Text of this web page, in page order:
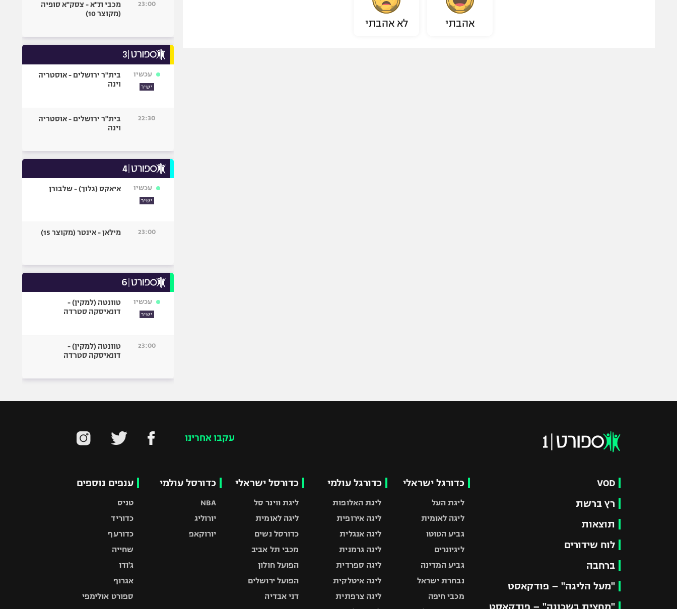
אהבתי לא אהבתי
23:00
מכבי ת"א - צסק"א סופיה
(מקוצר 10)
עכשיו
ישיר
בית"ר ירושלים - אוסטריה
וינה
22:30
בית"ר ירושלים - אוסטריה
וינה
עכשיו
ישיר
איאקס (גלוך) - שלבורן
23:00 מילאן - אינטר (מקוצר 15)
עכשיו
ישיר
טוונטה (למקין) -
דונאיסקה סטרדה
23:00
טוונטה (למקין) -
דונאיסקה סטרדה
עקבו אחרינו
VOD
רץ ברשת
תוצאות
לוח שידורים
ברחבה
"מעל הליגה" – פודקאסט
"מחצית בשכונה" – פודקאסט
כדורגל ישראלי
ליגת העל
ליגה לאומית
גביע הטוטו
ליגיונרים
גביע המדינה
נבחרת ישראל
מכבי חיפה
כדורגל עולמי
ליגת האלופות
ליגה אירופית
ליגה אנגלית
ליגה גרמנית
ליגה ספרדית
ליגה איטלקית
ליגה צרפתית
כדורסל ישראלי
ליגת ווינר סל
ליגה לאומית
כדורסל נשים
מכבי תל אביב
הפועל חולון
הפועל ירושלים
דני אבדיה
כדורסל עולמי
NBA
יורוליג
יורוקאפ
ענפים נוספים
טניס
כדוריד
כדורעף
שחייה
ג'ודו
אגרוף
ספורט אולימפי